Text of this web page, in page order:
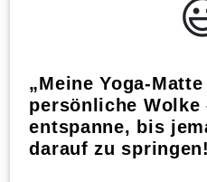
„Meine Yoga-
persönliche Wolke
entspanne, bis
darauf zu